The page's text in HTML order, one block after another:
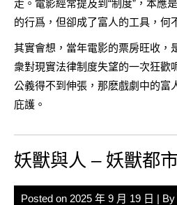
走。電影經常提及到“制度”，本應
的行爲，但卻成了富人的工具，何
其實會想，當年電影的票房旺收，
衆對現實法律制度失望的一次狂歡
公義得不到伸張，那麽戲劇中的富
庇護。
妖獸與人 – 妖獸都市
Posted on 2025 年 9 月 19 日 | By